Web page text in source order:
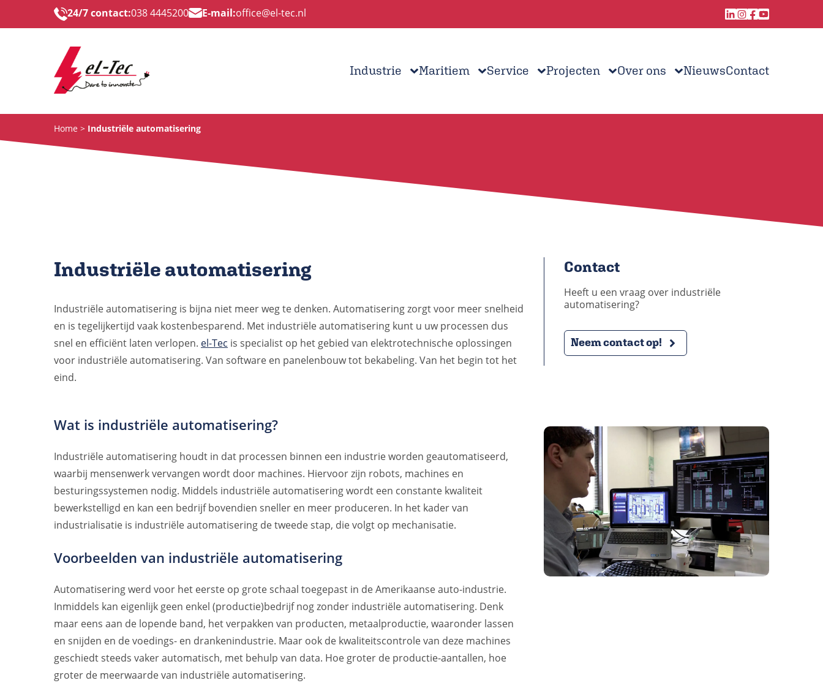
24/7 contact:038 4445200 E-mail:office@el-tec.nl
Industrie Maritiem Service Projecten Over ons NieuwsContact
Home Industriële automatisering
Industriële automatisering
Industriële automatisering is bijna niet meer weg te denken. Automatisering zorgt voor meer snelheid
en is tegelijkertijd vaak kostenbesparend. Met industriële automatisering kunt u uw processen dus
snel en efficiënt laten verlopen. el-Tec is specialist op het gebied van elektrotechnische oplossingen
voor industriële automatisering. Van software en panelenbouw tot bekabeling. Van het begin tot het
eind.
Contact
Heeft u een vraag over industriële
automatisering?
Neem contact op!
Wat is industriële automatisering?
Industriële automatisering houdt in dat processen binnen een industrie worden geautomatiseerd,
waarbij mensenwerk vervangen wordt door machines. Hiervoor zijn robots, machines en
besturingssystemen nodig. Middels industriële automatisering wordt een constante kwaliteit
bewerkstelligd en kan een bedrijf bovendien sneller en meer produceren. In het kader van
industrialisatie is industriële automatisering de tweede stap, die volgt op mechanisatie.
Voorbeelden van industriële automatisering
Automatisering werd voor het eerste op grote schaal toegepast in de Amerikaanse auto-industrie.
Inmiddels kan eigenlijk geen enkel (productie)bedrijf nog zonder industriële automatisering. Denk
maar eens aan de lopende band, het verpakken van producten, metaalproductie, waaronder lassen
en snijden en de voedings- en drankenindustrie. Maar ook de kwaliteitscontrole van deze machines
geschiedt steeds vaker automatisch, met behulp van data. Hoe groter de productie-aantallen, hoe
groter de meerwaarde van industriële automatisering.